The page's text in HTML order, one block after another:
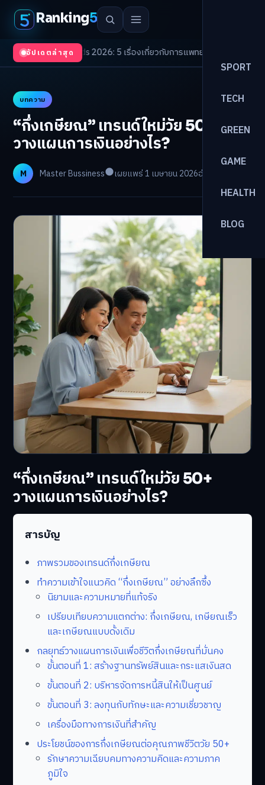
Ranking5
SPORT
TECH
GREEN
GAME
HEALTH
BLOG
อัปเดตล่าสุด
Trends 2026: 5 เรื่องเกี่ยวกับการแพทย์ที่ควรรู้/ดอกเบี้ยขาขึ้นรอบใหม่
บทความ
“กึ่งเกษียณ” เทรนด์ใหม่วัย 50+
วางแผนการเงินอย่างไร?
M Master Bussiness เผยแพร่ 1 เมษายน 2026อ่าน 23 นาที
“กึ่งเกษียณ” เทรนด์ใหม่วัย 50+
วางแผนการเงินอย่างไร?
สารบัญ
ภาพรวมของเทรนด์กึ่งเกษียณ
ทำความเข้าใจแนวคิด “กึ่งเกษียณ” อย่างลึกซึ้ง
นิยามและความหมายที่แท้จริง
เปรียบเทียบความแตกต่าง: กึ่งเกษียณ, เกษียณเร็ว
และเกษียณแบบดั้งเดิม
กลยุทธ์วางแผนการเงินเพื่อชีวิตกึ่งเกษียณที่มั่นคง
ขั้นตอนที่ 1: สร้างฐานทรัพย์สินและกระแสเงินสด
ขั้นตอนที่ 2: บริหารจัดการหนี้สินให้เป็นศูนย์
ขั้นตอนที่ 3: ลงทุนกับทักษะและความเชี่ยวชาญ
เครื่องมือทางการเงินที่สำคัญ
ประโยชน์ของการกึ่งเกษียณต่อคุณภาพชีวิตวัย 50+
รักษาความเฉียบคมทางความคิดและความภาค
ภูมิใจ